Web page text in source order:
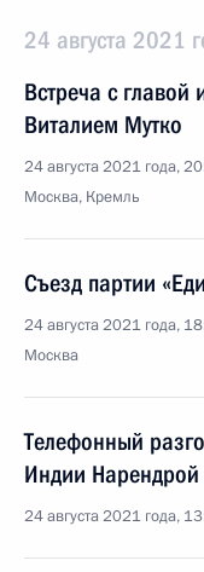
24 августа 2021
Встреча с главой
Виталием Мутко
24 августа 2021 года,
Москва, Кремль
Съезд партии
24 августа 2021 года,
Москва
Телефонный
Индии
24 августа 2021 года,